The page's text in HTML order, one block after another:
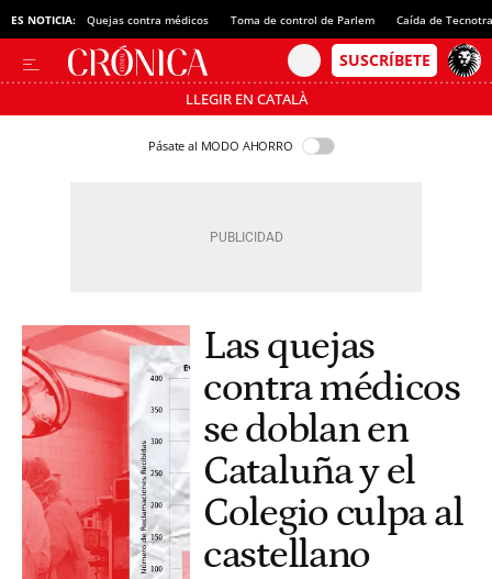
ES NOTICIA: Quejas contra médicos Toma de control de Parlem Caída de
LLEGIR EN CATALÀ
Pásate al MODO AHORRO
Las quejas
contra médicos
se doblan en
Cataluña y el
Colegio culpa al
castellano